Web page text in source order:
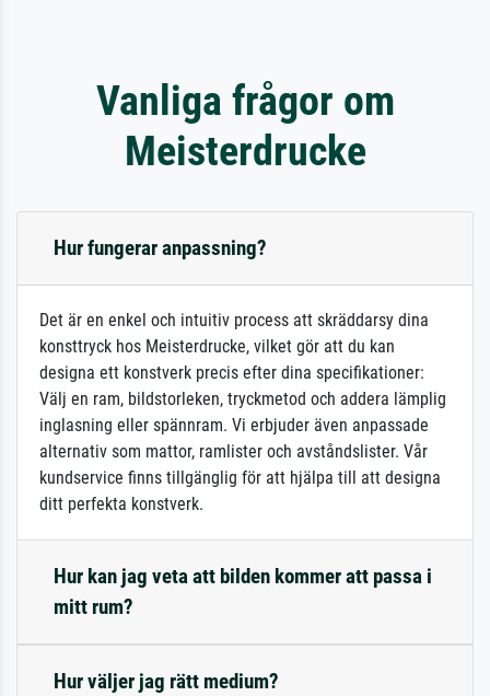
Vanliga frågor om
Meisterdrucke
Hur fungerar anpassning?
Det är en enkel och intuitiv process att skräddarsy dina
konsttryck hos Meisterdrucke, vilket gör att du kan
designa ett konstverk precis efter dina specifikationer:
Välj en ram, bildstorleken, tryckmetod och addera lämplig
inglasning eller spännram. Vi erbjuder även anpassade
alternativ som mattor, ramlister och avståndslister. Vår
kundservice finns tillgänglig för att hjälpa till att designa
ditt perfekta konstverk.
Hur kan jag veta att bilden kommer att passa i
mitt rum?
Hur väljer jag rätt medium?